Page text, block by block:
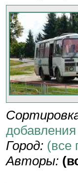
добавления
Город: (все
Авторы: